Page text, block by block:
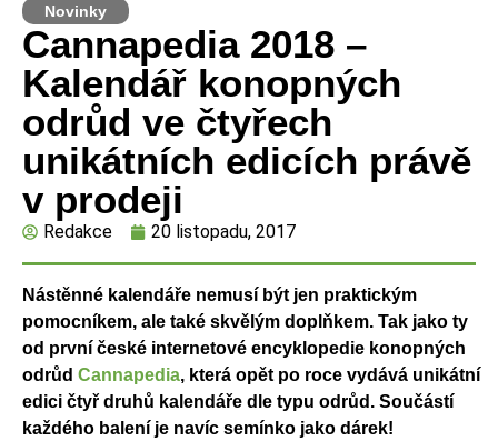
Novinky
Cannapedia 2018 –
Kalendář konopných
odrůd ve čtyřech
unikátních edicích právě
v prodeji
Redakce 20 listopadu, 2017
Nástěnné kalendáře nemusí být jen praktickým
pomocníkem, ale také skvělým doplňkem. Tak jako ty
od první české internetové encyklopedie konopných
odrůd Cannapedia, která opět po roce vydává unikátní
edici čtyř druhů kalendáře dle typu odrůd. Součástí
každého balení je navíc semínko jako dárek!